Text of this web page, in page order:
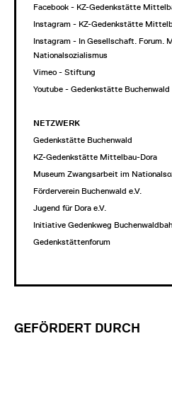
Facebook - KZ-Gedenkstätte
Instagram - KZ-Gedenkstätte
Instagram - In Gesellschaft. Forum.
Nationalsozialismus
Vimeo - Stiftung
Youtube - Gedenkstätte Buchenwald
NETZWERK
Gedenkstätte Buchenwald
KZ-Gedenkstätte Mittelbau-Dora
Museum Zwangsarbeit im
Förderverein Buchenwald e.V.
Jugend für Dora e.V.
Initiative Gedenkweg
Gedenkstättenforum
GEFÖRDERT DURCH